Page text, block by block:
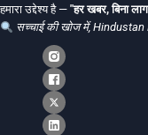
हमारा उद्देश्य है — "हर खबर, बिना
सच्चाई की खोज में,